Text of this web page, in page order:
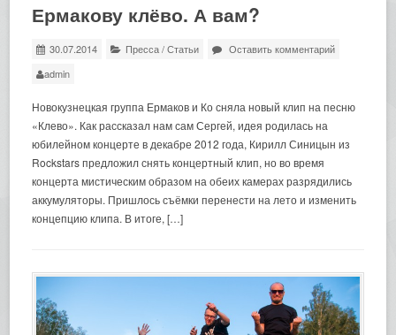
Ермакову клёво. А вам?
30.07.2014 Пресса/Статьи
Оставить комментарий
admin
Новокузнецкая группа Ермаков и Ко сняла новый клип на песню
«Клево». Как рассказал нам сам Сергей, идея родилась на
юбилейном концерте в декабре 2012 года, Кирилл Синицын из
Rockstars предложил снять концертный клип, но во время
концерта мистическим образом на обеих камерах разрядились
аккумуляторы. Пришлось съёмки перенести на лето и изменить
концепцию клипа. В итоге, […]